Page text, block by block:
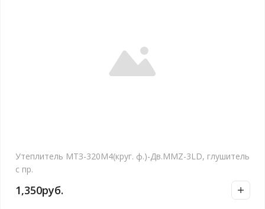
Утеплитель МТЗ-320М4(круг. ф.)-Дв.MMZ-3LD, глушитель
с пр.
1,350руб.